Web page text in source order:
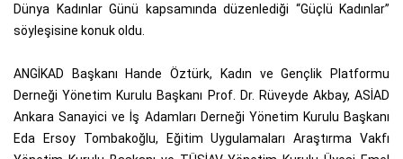
Dünya Kadınlar Günü kapsamında düzenlediği “Güçlü Kadınlar”
söyleşisine konuk oldu.
ANGİKAD Başkanı Hande Öztürk, Kadın ve Gençlik Platformu
Derneği Yönetim Kurulu Başkanı Prof. Dr. Rüveyde Akbay, ASİAD
Ankara Sanayici ve İş Adamları Derneği Yönetim Kurulu Başkanı
Eda Ersoy Tombakoğlu, Eğitim Uygulamaları Araştırma Vakfı